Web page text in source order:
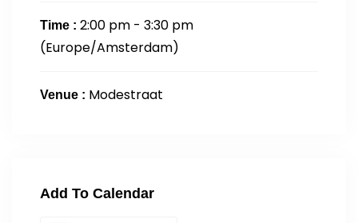
Time : 2:00 pm - 3:30 pm
(Europe/Amsterdam)
Venue : Modestraat
Add To Calendar